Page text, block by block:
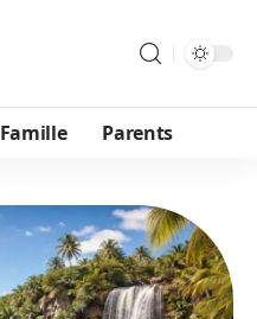
Famille Parents